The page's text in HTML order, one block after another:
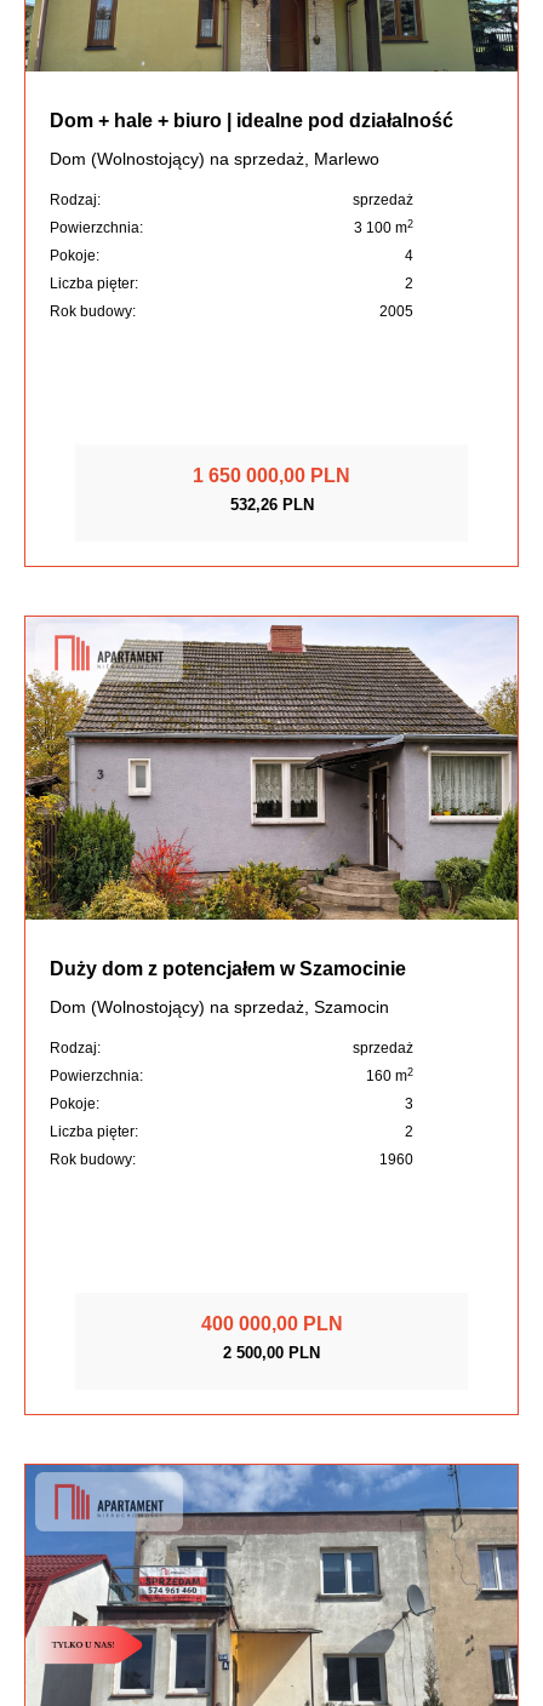
Dom + hale + biuro | idealne pod działalność
Dom (Wolnostojący) na sprzedaż, Marlewo
Rodzaj:
sprzedaż
Powierzchnia:
3 100 m2
Pokoje:
4
Liczba pięter:
2
Rok budowy:
2005
1 650 000,00 PLN
532,26 PLN
Duży dom z potencjałem w Szamocinie
Dom (Wolnostojący) na sprzedaż, Szamocin
Rodzaj:
sprzedaż
Powierzchnia:
160 m2
Pokoje:
3
Liczba pięter:
2
Rok budowy:
1960
400 000,00 PLN
2 500,00 PLN